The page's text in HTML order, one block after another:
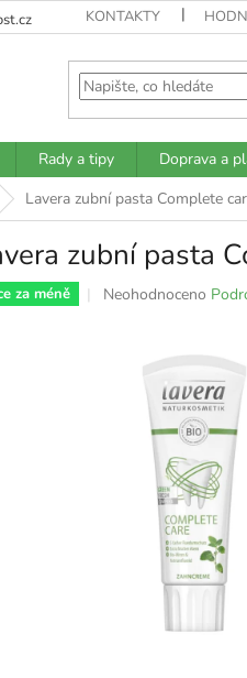
KONTAKTY
Rady a tipy Doprava a
Lavera zubní pasta Complete
zubní pasta
za méně
Průměrné
hvězdiček.
Neohodnoceno